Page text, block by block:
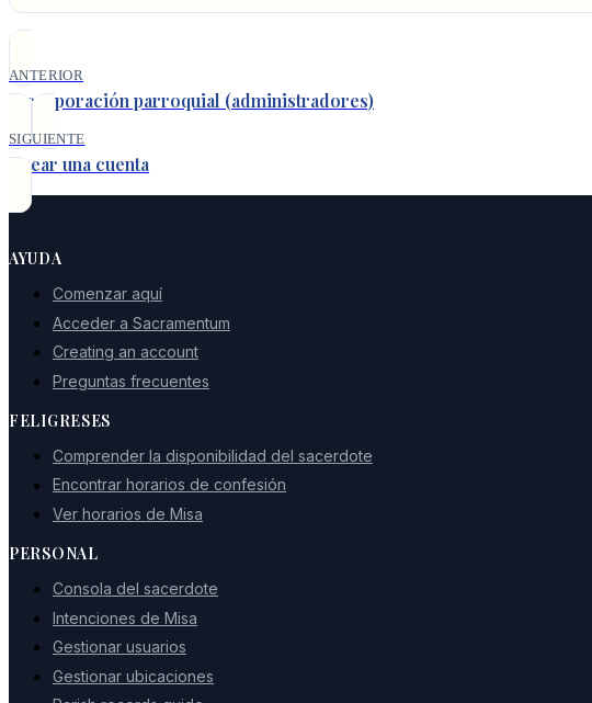
ANTERIOR
Incorporación parroquial (administradores)
SIGUIENTE
Crear una cuenta
AYUDA
Comenzar aquí
Acceder a Sacramentum
Creating an account
Preguntas frecuentes
FELIGRESES
Comprender la disponibilidad del sacerdote
Encontrar horarios de confesión
Ver horarios de Misa
PERSONAL
Consola del sacerdote
Intenciones de Misa
Gestionar usuarios
Gestionar ubicaciones